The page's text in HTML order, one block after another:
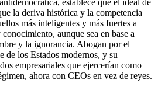
establece que el ideal de
la deriva histórica y la competencia
más inteligentes y más fuertes a
aunque sea en base a
y la ignorancia. Abogan por el
de los Estados modernos, y su
empresariales que ejercerían como
ahora con CEOs en vez de reyes.